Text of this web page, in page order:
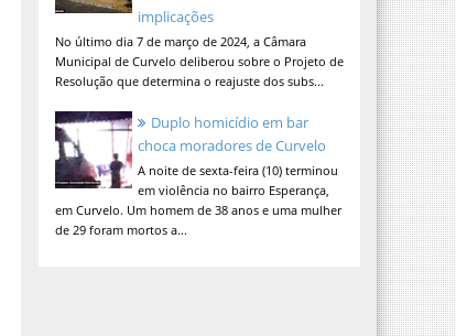
implicações
No último dia 7 de março de 2024, a Câmara
Municipal de Curvelo deliberou sobre o Projeto de
Resolução que determina o reajuste dos subs...
Duplo homicídio em bar
choca moradores de Curvelo
A noite de sexta-feira (10) terminou
em violência no bairro Esperança,
em Curvelo. Um homem de 38 anos e uma mulher
de 29 foram mortos a...